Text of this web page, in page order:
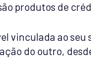
produtos de
vinculada ao
do outro,